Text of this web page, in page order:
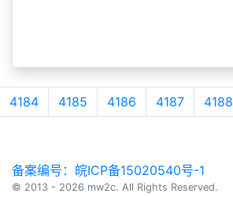
4184 4185 4186 4187 4188
备案编号：皖ICP备15020540号-1
© 2013 - 2026 mw2c. All Rights Reserved.